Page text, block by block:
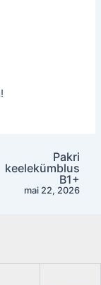
Pakri
keelekümblus
B1+
mai 22, 2026